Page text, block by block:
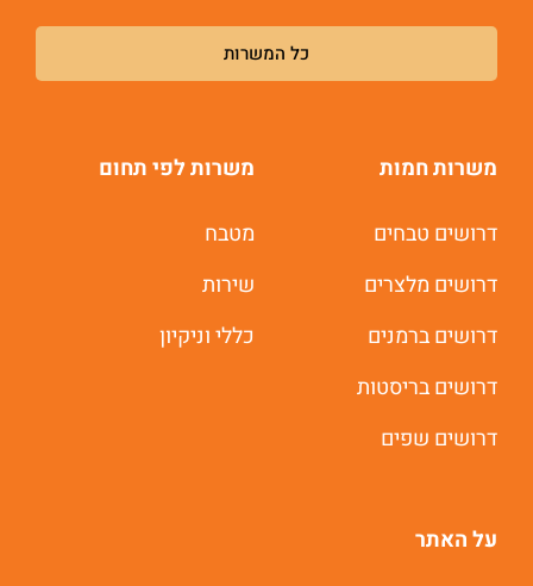
כל המשרות
משרות חמות
דרושים טבחים
דרושים מלצרים
דרושים ברמנים
דרושים בריסטות
דרושים שפים
משרות לפי תחום
מטבח
שירות
כללי וניקיון
על האתר